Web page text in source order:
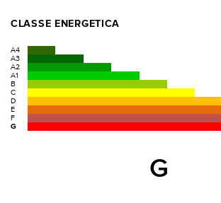
CLASSE ENERGETICA
A4
A3
A2
A1
B
C
D
E
F
G
G